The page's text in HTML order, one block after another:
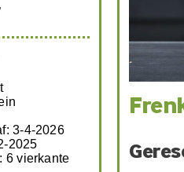
3-4-2026
2025
6 vierkante